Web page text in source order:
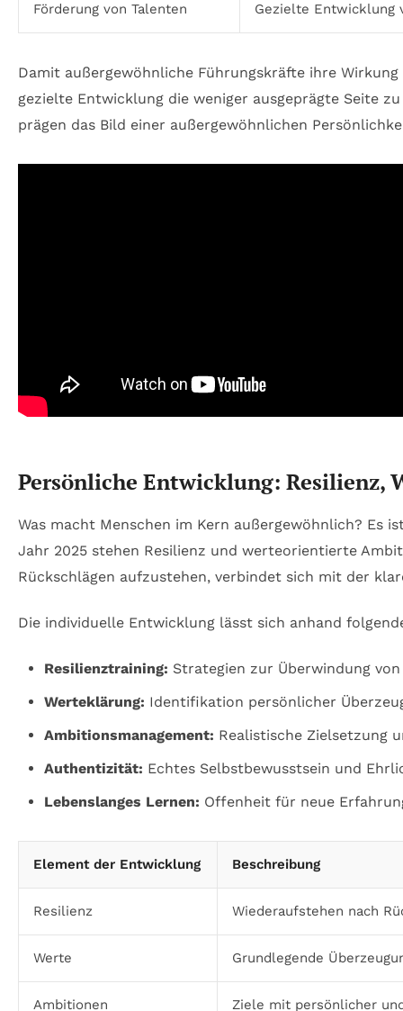
Förderung von Talenten Gezielte Entwicklung
Damit außergewöhnliche Führungskräfte ihre
gezielte Entwicklung die weniger ausgeprägte Seite
prägen das Bild einer außergewöhnlichen
Persönliche Entwicklung: Resilienz,
Was macht Menschen im Kern außergewöhnlich? Es
Jahr 2025 stehen Resilienz und werteorientierte
Rückschlägen aufzustehen, verbindet sich mit der
Die individuelle Entwicklung lässt sich anhand
Resilienztraining: Strategien zur Überwindung
Werteklärung: Identifikation persönlicher
Ambitionsmanagement: Realistische Zielsetzung
Authentizität: Echtes Selbstbewusstsein und
Lebenslanges Lernen: Offenheit für neue
Element der Entwicklung Beschreibung
Resilienz Wiederaufstehen nach
Werte Grundlegende
Ambitionen Ziele mit persönlicher